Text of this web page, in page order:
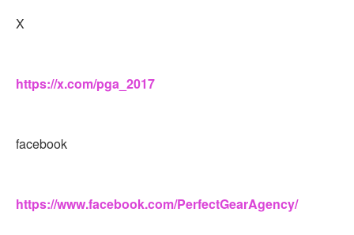
X
https://x.com/pga_2017
facebook
https://www.facebook.com/PerfectGearAgency/